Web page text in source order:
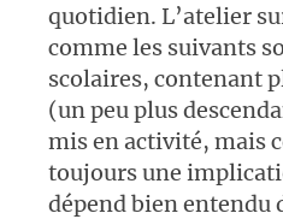
quotidien. L’atelier
comme les suivants
scolaires, contenant
(un peu plus
mis en activité, mais
toujours une
dépend bien entendu